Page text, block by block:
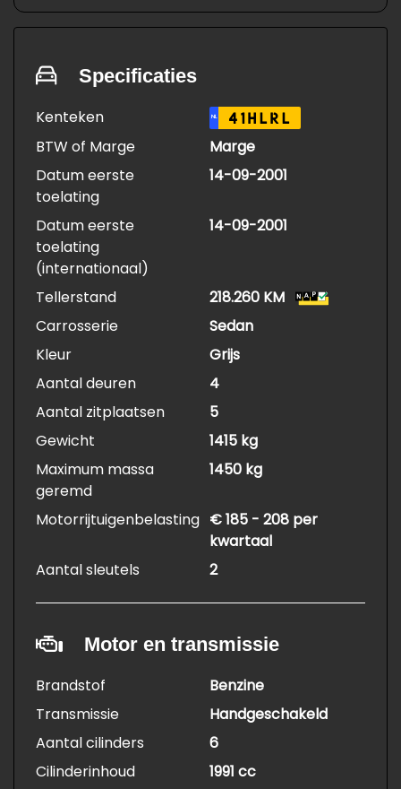
Specificaties
Kenteken NL 41HLRL
BTW of Marge
Marge
Datum eerste
toelating
14-09-2001
Datum eerste
toelating
(internationaal)
14-09-2001
Tellerstand
218.260 KM
Carrosserie
Sedan
Kleur
Grijs
Aantal deuren
4
Aantal zitplaatsen
5
Gewicht
1415 kg
Maximum massa
geremd
1450 kg
Motorrijtuigenbelasting € 185 - 208 per
kwartaal
Aantal sleutels
2
Motor en transmissie
Brandstof
Benzine
Transmissie
Handgeschakeld
Aantal cilinders
6
Cilinderinhoud
1991 cc